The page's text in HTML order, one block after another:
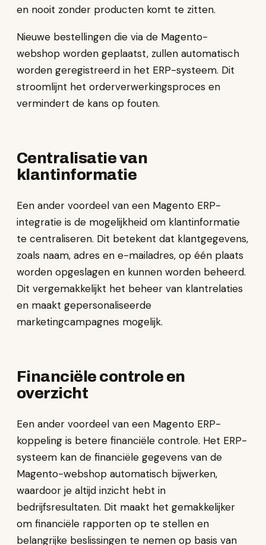
en nooit zonder producten komt te zitten.
Nieuwe bestellingen die via de Magento-
webshop worden geplaatst, zullen automatisch
worden geregistreerd in het ERP-systeem. Dit
stroomlijnt het orderverwerkingsproces en
vermindert de kans op fouten.
Centralisatie van
klantinformatie
Een ander voordeel van een Magento ERP-
integratie is de mogelijkheid om klantinformatie
te centraliseren. Dit betekent dat klantgegevens,
zoals naam, adres en e-mailadres, op één plaats
worden opgeslagen en kunnen worden beheerd.
Dit vergemakkelijkt het beheer van klantrelaties
en maakt gepersonaliseerde
marketingcampagnes mogelijk.
Financiële controle en
overzicht
Een ander voordeel van een Magento ERP-
koppeling is betere financiële controle. Het ERP-
systeem kan de financiële gegevens van de
Magento-webshop automatisch bijwerken,
waardoor je altijd inzicht hebt in
bedrijfsresultaten. Dit maakt het gemakkelijker
om financiële rapporten op te stellen en
belangrijke beslissingen te nemen op basis van